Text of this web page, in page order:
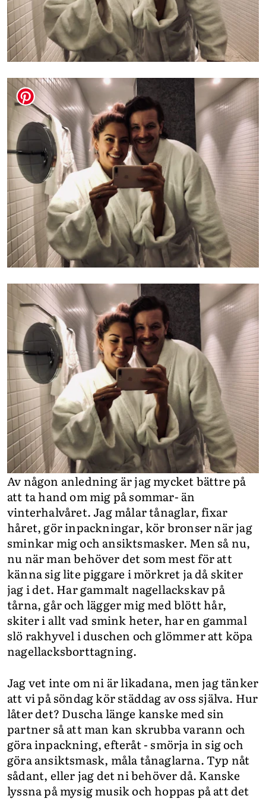
Av någon anledning är jag mycket bättre på
att ta hand om mig på sommar- än
vinterhalvåret. Jag målar tånaglar, fixar
håret, gör inpackningar, kör bronser när jag
sminkar mig och ansiktsmasker. Men så nu,
nu när man behöver det som mest för att
känna sig lite piggare i mörkret ja då skiter
jag i det. Har gammalt nagellackskav på
tårna, går och lägger mig med blött hår,
skiter i allt vad smink heter, har en gammal
slö rakhyvel i duschen och glömmer att köpa
nagellacksborttagning.
Jag vet inte om ni är likadana, men jag tänker
att vi på söndag kör städdag av oss själva. Hur
låter det? Duscha länge kanske med sin
partner så att man kan skrubba varann och
göra inpackning, efteråt - smörja in sig och
göra ansiktsmask, måla tånaglarna. Typ nåt
sådant, eller jag det ni behöver då. Kanske
lyssna på mysig musik och hoppas på att det